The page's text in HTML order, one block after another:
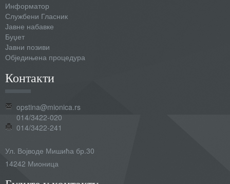
Информатор
Службени Гласник
Јавне набавке
Буџет
Јавни позиви
Обједињена процедура
Контакти
opstina@mionica.rs
014/3422-020
014/3422-241
Ул. Војводе Мишића бр.30
14242 Мионица